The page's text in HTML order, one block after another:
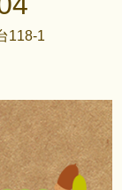
118-1